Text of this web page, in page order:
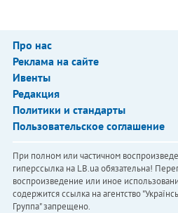
Про нас
Реклама на сайте
Ивенты
Редакция
Политики и стандарты
Пользовательское соглашение
При полном или частичном
гиперссылка на LB.ua обязательна!
воспроизведение или иное
содержится ссылка на агентство
Группа" запрещено.